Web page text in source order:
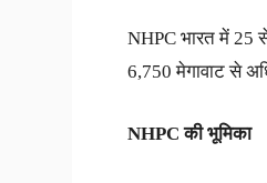
NHPC भारत में 25
6,750 मेगावाट से
NHPCकी भूमिका